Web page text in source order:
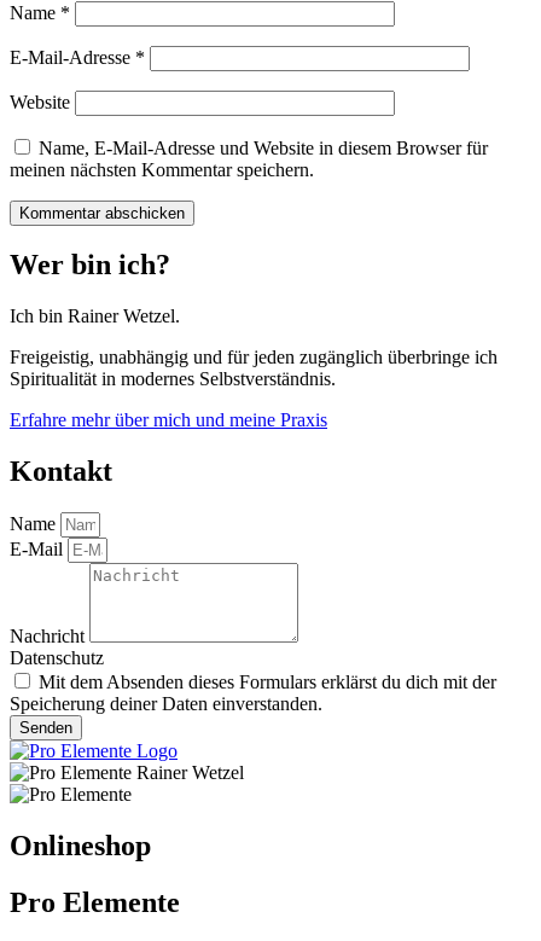
Name *
E-Mail-Adresse *
Website
Name, E-Mail-Adresse und Website in diesem Browser für
meinen nächsten Kommentar speichern.
Wer bin ich?
Ich bin Rainer Wetzel.
Freigeistig, unabhängig und für jeden zugänglich überbringe ich
Spiritualität in modernes Selbstverständnis.
Erfahre mehr über mich und meine Praxis
Kontakt
Name
E-Mail
Nachricht
Datenschutz
Mit dem Absenden dieses Formulars erklärst du dich mit der
Speicherung deiner Daten einverstanden.
Senden
Onlineshop
Pro Elemente